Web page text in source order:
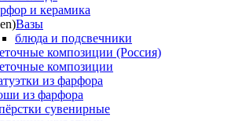
и керамика
Вазы
блюда и подсвечники
композиции (Россия)
композиции
из фарфора
из фарфора
сувенирные